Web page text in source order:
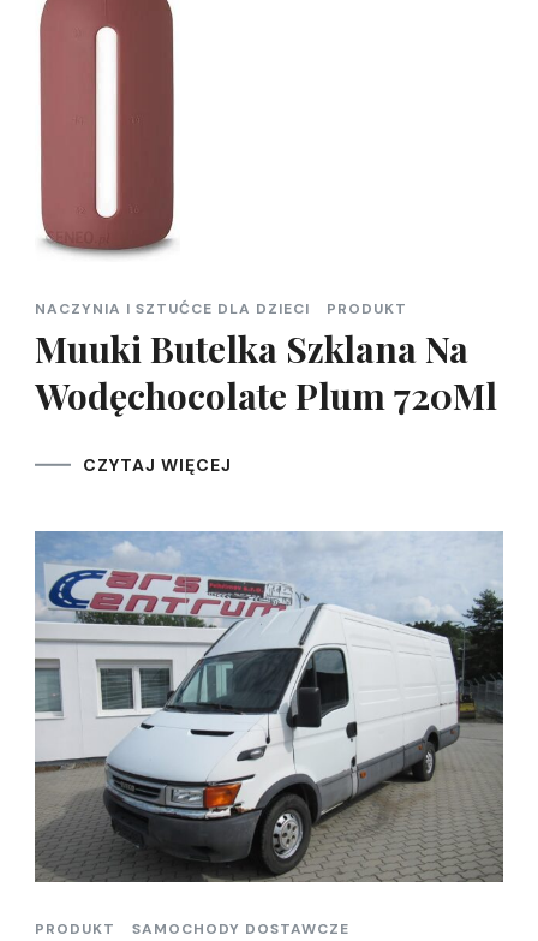
NACZYNIA I SZTUĆCE DLA DZIECI PRODUKT
Muuki Butelka Szklana Na
Wodęchocolate Plum 720Ml
CZYTAJ WIĘCEJ
PRODUKT SAMOCHODY DOSTAWCZE